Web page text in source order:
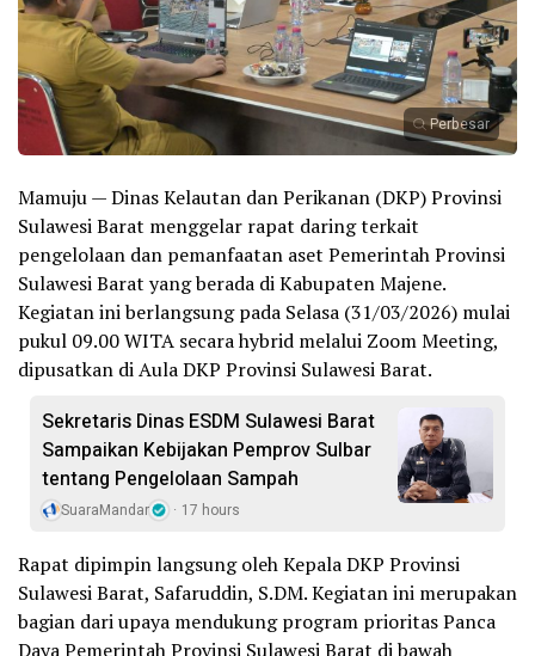
Perbesar
Mamuju — Dinas Kelautan dan Perikanan (DKP) Provinsi
Sulawesi Barat menggelar rapat daring terkait
pengelolaan dan pemanfaatan aset Pemerintah Provinsi
Sulawesi Barat yang berada di Kabupaten Majene.
Kegiatan ini berlangsung pada Selasa (31/03/2026) mulai
pukul 09.00 WITA secara hybrid melalui Zoom Meeting,
dipusatkan di Aula DKP Provinsi Sulawesi Barat.
Sekretaris Dinas ESDM Sulawesi Barat
Sampaikan Kebijakan Pemprov Sulbar
tentang Pengelolaan Sampah
SuaraMandar 17 hours
Rapat dipimpin langsung oleh Kepala DKP Provinsi
Sulawesi Barat, Safaruddin, S.DM. Kegiatan ini merupakan
bagian dari upaya mendukung program prioritas Panca
Daya Pemerintah Provinsi Sulawesi Barat di bawah